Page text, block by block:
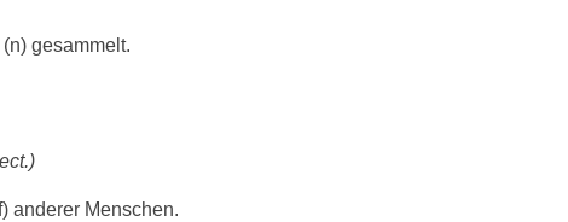
gesammelt.
anderer Menschen.